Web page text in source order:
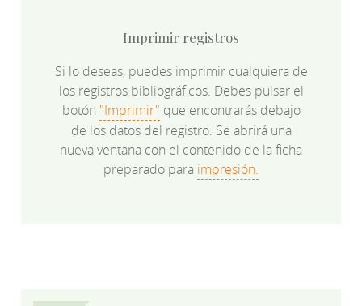
Imprimir registros
Si lo deseas, puedes imprimir cualquiera de
los registros bibliográficos. Debes pulsar el
botón "Imprimir" que encontrarás debajo
de los datos del registro. Se abrirá una
nueva ventana con el contenido de la ficha
preparado para impresión.